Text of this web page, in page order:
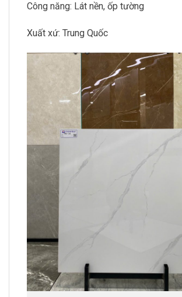
Công năng: Lát nền, ốp tường
Xuất xứ: Trung Quốc